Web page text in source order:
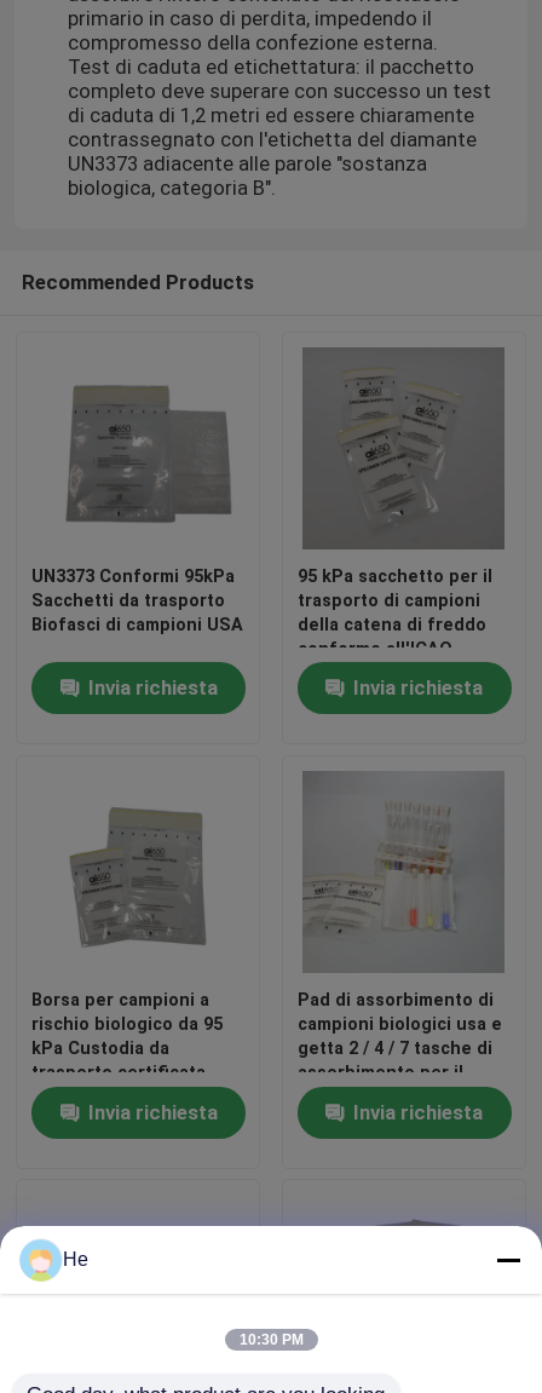
primario in caso di perdita, impedendo il
compromesso della confezione esterna.
Test di caduta ed etichettatura: il pacchetto
completo deve superare con successo un test
di caduta di 1,2 metri ed essere chiaramente
contrassegnato con l'etichetta del diamante
UN3373 adiacente alle parole "sostanza
biologica, categoria B".
Recommended Products
UN3373 Conformi 95kPa
Sacchetti da trasporto
Biofasci di campioni USA
Invia richiesta
95 kPa sacchetto per il
trasporto di campioni
della catena di freddo
conforme all'ICAO,
pacchetto di
sperimentazione clinica
Invia richiesta
Borsa per campioni a
rischio biologico da 95
kPa Custodia da
trasporto certificata
UN3373 per laboratori
Invia richiesta
Pad di assorbimento di
campioni biologici usa e
getta 2 / 4 / 7 tasche di
assorbimento per il
trasporto di campioni,
conforme all'UN3373,
resistente alle perdite
Invia richiesta
He
10:30 PM